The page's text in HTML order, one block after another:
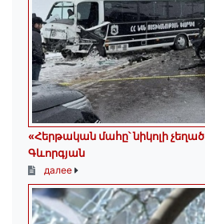
«Հերթական մահը՝ նիկոլի
Գևորգյան
далее